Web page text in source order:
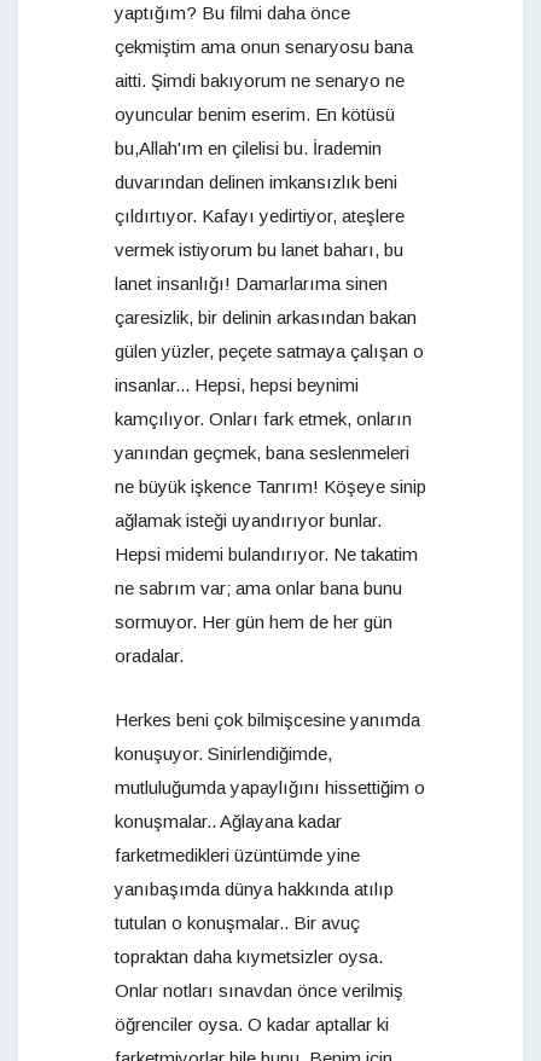
yaptığım? Bu filmi daha önce
çekmiştim ama onun senaryosu bana
aitti. Şimdi bakıyorum ne senaryo ne
oyuncular benim eserim. En kötüsü
bu,Allah'ım en çilelisi bu. İrademin
duvarından delinen imkansızlık beni
çıldırtıyor. Kafayı yedirtiyor, ateşlere
vermek istiyorum bu lanet baharı, bu
lanet insanlığı! Damarlarıma sinen
çaresizlik, bir delinin arkasından bakan
gülen yüzler, peçete satmaya çalışan o
insanlar... Hepsi, hepsi beynimi
kamçılıyor. Onları fark etmek, onların
yanından geçmek, bana seslenmeleri
ne büyük işkence Tanrım! Köşeye sinip
ağlamak isteği uyandırıyor bunlar.
Hepsi midemi bulandırıyor. Ne takatim
ne sabrım var; ama onlar bana bunu
sormuyor. Her gün hem de her gün
oradalar.
Herkes beni çok bilmişcesine yanımda
konuşuyor. Sinirlendiğimde,
mutluluğumda yapaylığını hissettiğim o
konuşmalar.. Ağlayana kadar
farketmedikleri üzüntümde yine
yanıbaşımda dünya hakkında atılıp
tutulan o konuşmalar.. Bir avuç
topraktan daha kıymetsizler oysa.
Onlar notları sınavdan önce verilmiş
öğrenciler oysa. O kadar aptallar ki